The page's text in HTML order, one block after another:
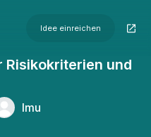
Idee einreichen
und
lmu